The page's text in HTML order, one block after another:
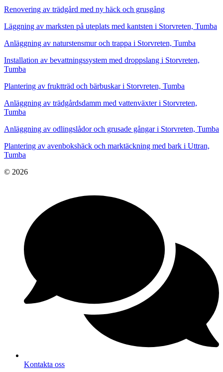
Renovering av trädgård med ny häck och grusgång
Läggning av marksten på uteplats med kantsten i Storvreten, Tumba
Anläggning av naturstensmur och trappa i Storvreten, Tumba
Installation av bevattningssystem med droppslang i Storvreten,
Tumba
Plantering av fruktträd och bärbuskar i Storvreten, Tumba
Anläggning av trädgårdsdamm med vattenväxter i Storvreten,
Tumba
Anläggning av odlingslådor och grusade gångar i Storvreten, Tumba
Plantering av avenbokshäck och marktäckning med bark i Uttran,
Tumba
© 2026
Kontakta oss